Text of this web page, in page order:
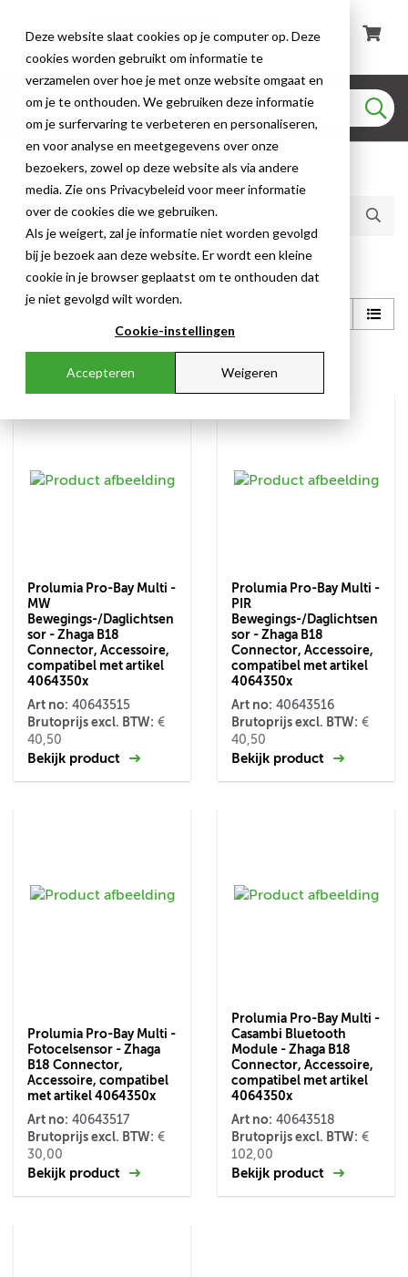
Deze website slaat cookies op je computer op. Deze
cookies worden gebruikt om informatie te
verzamelen over hoe je met onze website omgaat en
om je te onthouden. We gebruiken deze informatie
om je surfervaring te verbeteren en personaliseren,
en voor analyse en meetgegevens over onze
bezoekers, zowel op deze website als via andere
media. Zie ons Privacybeleid voor meer informatie
over de cookies die we gebruiken.
Als je weigert, zal je informatie niet worden gevolgd
bij je bezoek aan deze website. Er wordt een kleine
cookie in je browser geplaatst om te onthouden dat
je niet gevolgd wilt worden.
Cookie-instellingen
Accepteren Weigeren
Huidige producten (5)
Shop
Prolumia Pro-Bay Multi -
MW
Bewegings-/Daglichtsen
sor - Zhaga B18
Connector, Accessoire,
compatibel met artikel
4064350x
Art no: 40643515
Brutoprijs excl. BTW: €
40,50
Bekijk product
Prolumia Pro-Bay Multi -
PIR
Bewegings-/Daglichtsen
sor - Zhaga B18
Connector, Accessoire,
compatibel met artikel
4064350x
Art no: 40643516
Brutoprijs excl. BTW: €
40,50
Bekijk product
Prolumia Pro-Bay Multi -
Fotocelsensor - Zhaga
B18 Connector,
Accessoire, compatibel
met artikel 4064350x
Art no: 40643517
Brutoprijs excl. BTW: €
30,00
Bekijk product
Prolumia Pro-Bay Multi -
Casambi Bluetooth
Module - Zhaga B18
Connector, Accessoire,
compatibel met artikel
4064350x
Art no: 40643518
Brutoprijs excl. BTW: €
102,00
Bekijk product